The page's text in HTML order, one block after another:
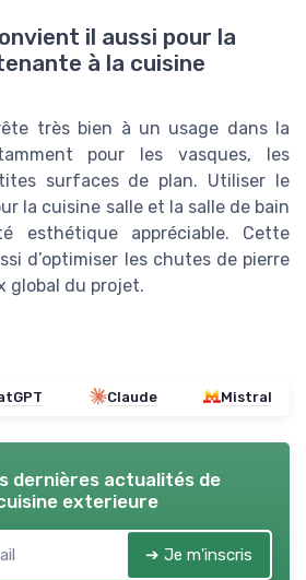
il aussi pour la
à la cuisine
très bien à un usage dans la
pour les vasques, les
surfaces de plan. Utiliser le
la cuisine salle et la salle de bain
esthétique appréciable. Cette
d’optimiser les chutes de pierre
global du projet.
Claude Mistral
dernières actualités de
exterieure
➔ Je m'inscris